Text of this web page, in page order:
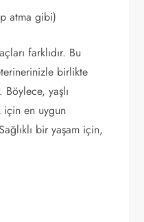
atma gibi)
farklıdır. Bu
birlikte
Böylece, yaşlı
için en uygun
bir yaşam için,